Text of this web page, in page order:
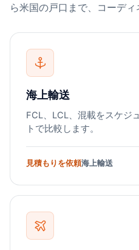
ービスは、包括的な関税リ
ら米国の戸口まで、コーディ
海上輸送
FCL、LCL、混載をスケジ
トで比較します。
見積もりを依頼海上輸送